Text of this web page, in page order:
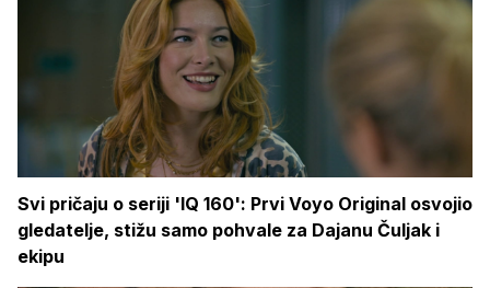
Svi pričaju o seriji 'IQ 160': Prvi Voyo Original osvojio
gledatelje, stižu samo pohvale za Dajanu Čuljak i
ekipu